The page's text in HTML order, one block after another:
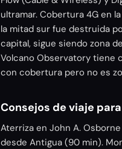
ultramar. Cobertura 4G en
la mitad sur fue destruida
capital, sigue siendo zona
Volcano Observatory tiene
con cobertura pero no es
Consejos de viaje
Aterriza en John A.
desde Antigua (90 min).